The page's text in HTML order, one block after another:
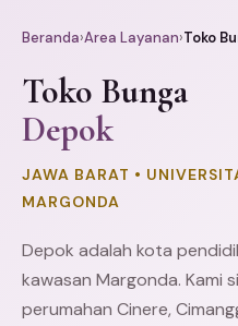
Beranda›Area Layanan›Toko
Toko Bunga
Depok
JAWA BARAT •
MARGONDA
Depok adalah kota
kawasan Margonda. Kami
perumahan Cinere,